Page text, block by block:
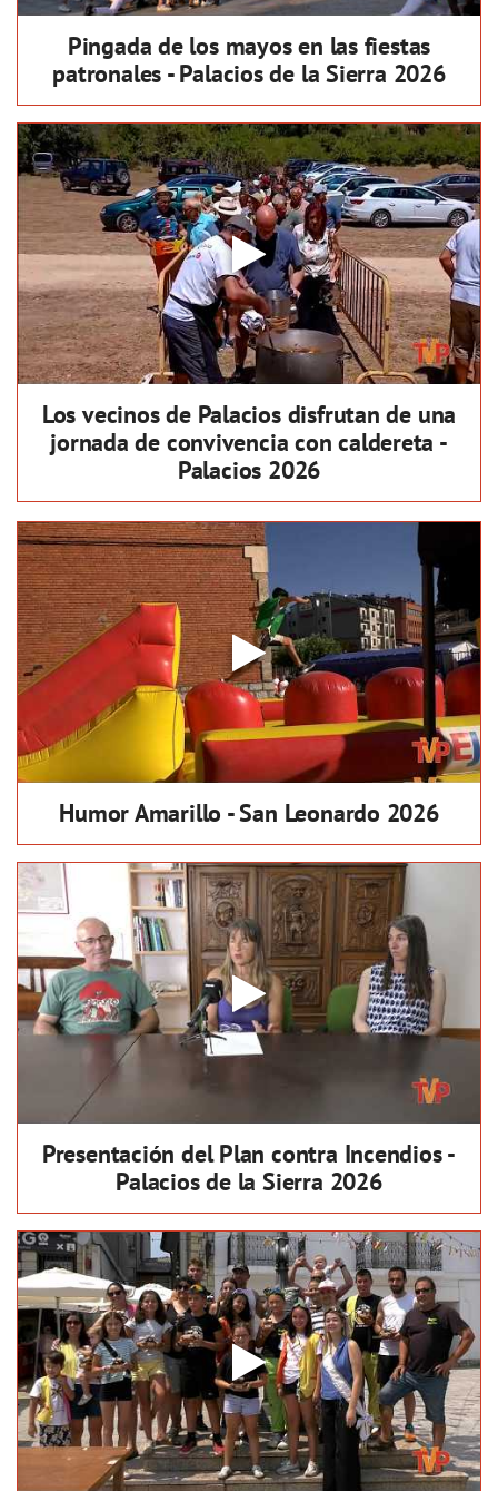
Pingada de los mayos en las fiestas
patronales - Palacios de la Sierra 2026
Los vecinos de Palacios disfrutan de una
jornada de convivencia con caldereta -
Palacios 2026
Humor Amarillo - San Leonardo 2026
Presentación del Plan contra Incendios -
Palacios de la Sierra 2026